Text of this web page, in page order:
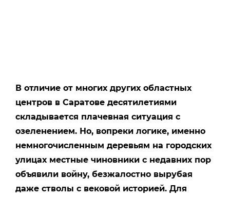
В отличие от многих других областных
центров в Саратове десятилетиями
складывается плачевная ситуация с
озеленением. Но, вопреки логике, именно
немногочисленным деревьям на городских
улицах местные чиновники с недавних пор
объявили войну, безжалостно вырубая
даже стволы с вековой историей. Для